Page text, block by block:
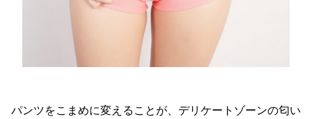
パンツをこまめに変えることが、デリケートゾーンの匂い